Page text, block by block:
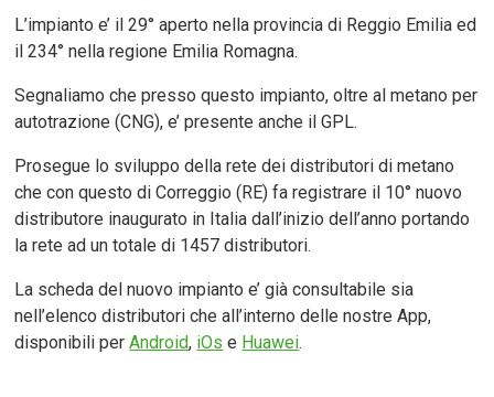
L’impianto e’ il 29° aperto nella provincia di Reggio Emilia ed
il 234° nella regione Emilia Romagna.
Segnaliamo che presso questo impianto, oltre al metano per
autotrazione (CNG), e’ presente anche il GPL.
Prosegue lo sviluppo della rete dei distributori di metano
che con questo di Correggio (RE) fa registrare il 10° nuovo
distributore inaugurato in Italia dall’inizio dell’anno portando
la rete ad un totale di 1457 distributori.
La scheda del nuovo impianto e’ già consultabile sia
nell’elenco distributori che all’interno delle nostre App,
disponibili perAndroid, iOs e Huawei.